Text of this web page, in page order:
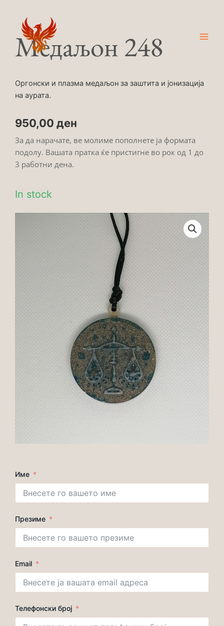
contentМедаљон 248
Оргонски и плазма медаљон за заштита и јонизација
на аурата.
950,00 ден
За да нарачате, ве молиме пополнете ја формата
подолу. Вашата пратка ќе пристигне во рок од 1 до
3 работни дена.
In stock
Име
Презиме
Email
Телефонски број